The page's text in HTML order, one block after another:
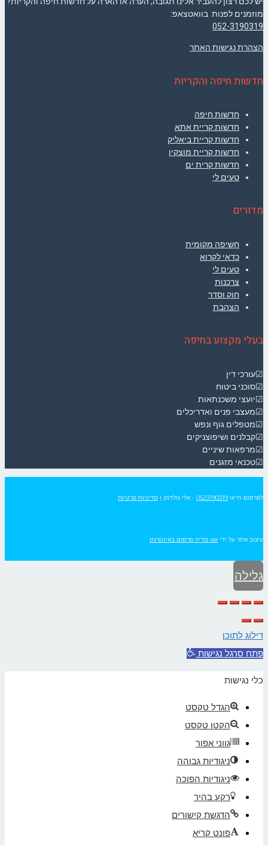
מוזמנים לפנות בוואטצאפ:
052-3190319
הצהרת נגישות האתר
חדשות חיפה והקריות
חדשות חיפה
חדשות קריית אתא
חדשות קריית ביאליק
חדשות קריית מוצקין
חדשות קרית ים
טעים לי
מדורים
חשיפה מקומית
כדאי לקרוא
טעים לי
צרכנות
חוק וסדר
הצהבת
בעלי מקצוע בחיפה
☑עורכי דין
☑סוכני ביטוח
☑יועצי משכנתאות
☑מעצבי פנים ואדריכלים
☑מטפלים גוף ונפש
☑קבלנים ושיפוצניקים
☑מרפאות שיניים
☑טכנאי מזגנים
לפרסום חייגו 0523190319 - אלי גולדמן | מדיניות פרטיות
עיצוב אתר על ידי אגו מדיה פרסום באינטרנט
גלילה
לראש
העמוד
דילוג לתוכן
פתח סרגל נגישות
כלי נגישות
הגדל טקסט
הקטן טקסט
גווני אפור
ניגודיות גבוהה
ניגודיות הפוכה
רקע בהיר
הדגשת קישורים
פונט קריא